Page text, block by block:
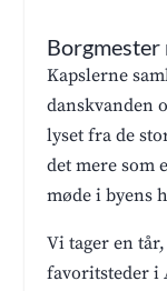
Borgmester
Kapslerne
danskvanden
lyset fra de
det mere som
møde i byens
Vi tager en
favoritsteder i